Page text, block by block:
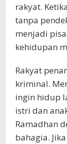
rakyat.
tanpa
menjadi
kehidupan
Rakyat
kriminal.
ingin hidup
istri dan
Ramadhan
bahagia.